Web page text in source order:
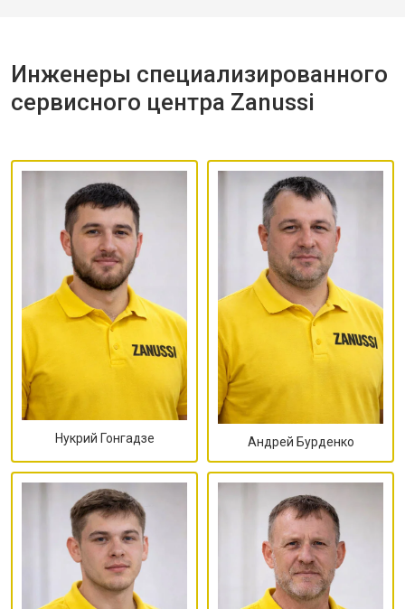
Инженеры специализированного
сервисного центра Zanussi
Нукрий Гонгадзе Андрей Бурденко